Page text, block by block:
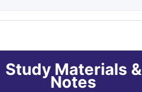
Study Materials &
Notes